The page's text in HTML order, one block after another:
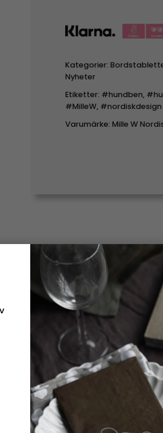
Kategorier:
Nyheter
Etiketter: #hundben,
#MilleW, #nordiskdesign
Varumärke: Mille W
Underlägg
Färger
Tillverkad av
återvunnet läder får
blandningen med
värmetåliga med hög
med diskmedel och en
nytänkande form som
inredningsdetalj. finns i
Titta gärna in våra
Mått:
Bredd: 50 cm,